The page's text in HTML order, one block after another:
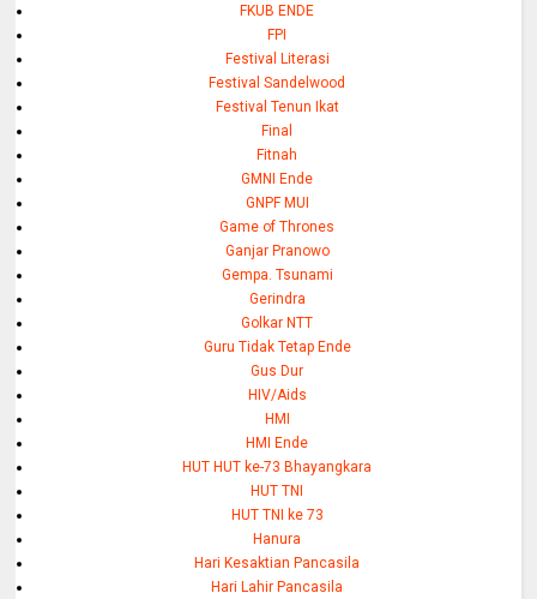
FKUB ENDE
FPI
Festival Literasi
Festival Sandelwood
Festival Tenun Ikat
Final
Fitnah
GMNI Ende
GNPF MUI
Game of Thrones
Ganjar Pranowo
Gempa. Tsunami
Gerindra
Golkar NTT
Guru Tidak Tetap Ende
Gus Dur
HIV/Aids
HMI
HMI Ende
HUT HUT ke-73 Bhayangkara
HUT TNI
HUT TNI ke 73
Hanura
Hari Kesaktian Pancasila
Hari Lahir Pancasila